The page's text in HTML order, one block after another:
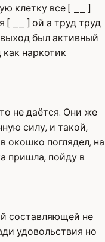
клетку все [ __ ]
[ __ ] ой а труд труд
был активный
наркотик
не даётся. Они же
силу, и такой,
окошко поглядел, на
пришла, пойду в
составляющей не
удовольствия но